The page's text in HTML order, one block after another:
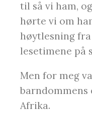
til så vi ham,
hørte vi om
høytlesning
lesetimene på
Men for meg
barndommens
Afrika.